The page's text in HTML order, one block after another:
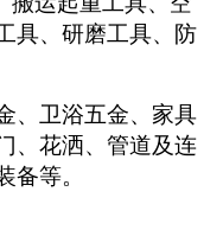
具、研磨工具、防
、卫浴五金、家具
、花洒、管道及连
备等。